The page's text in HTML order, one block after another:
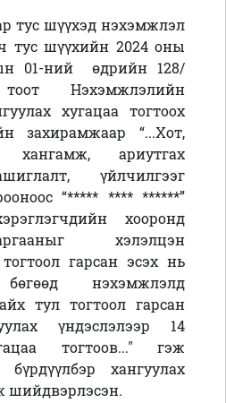
тус шүүхэд нэхэмжлэл
тус шүүхийн 2024 оны
01-ний өдрийн 128/
Нэхэмжлэлийн
хугацаа тогтоох
захирамжаар “...Хот,
ариутгах
үйлчилгээг
“***** **** ******”
хооронд
хэлэлцэн
гарсан эсэх нь
бөгөөд нэхэмжлэлд
тул тогтоол гарсан
үндэслэлээр 14
тогтоов..." гэж
хангуулах
шийдвэрлэсэн.